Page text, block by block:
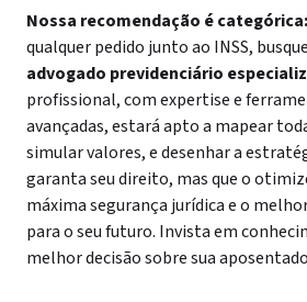
Nossa recomendação é categórica:
qualquer pedido junto ao INSS,
advogado previdenciário
profissional, com expertise e
avançadas, estará apto a mapear
simular valores, e desenhar a
garanta seu direito, mas que o
máxima segurança jurídica e o
para o seu futuro. Invista em
melhor decisão sobre sua